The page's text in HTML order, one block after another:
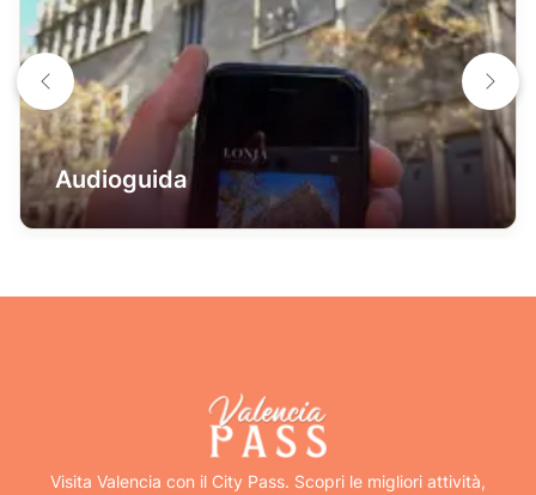
Audioguida
Visita Valencia con il City Pass. Scopri le migliori attività,